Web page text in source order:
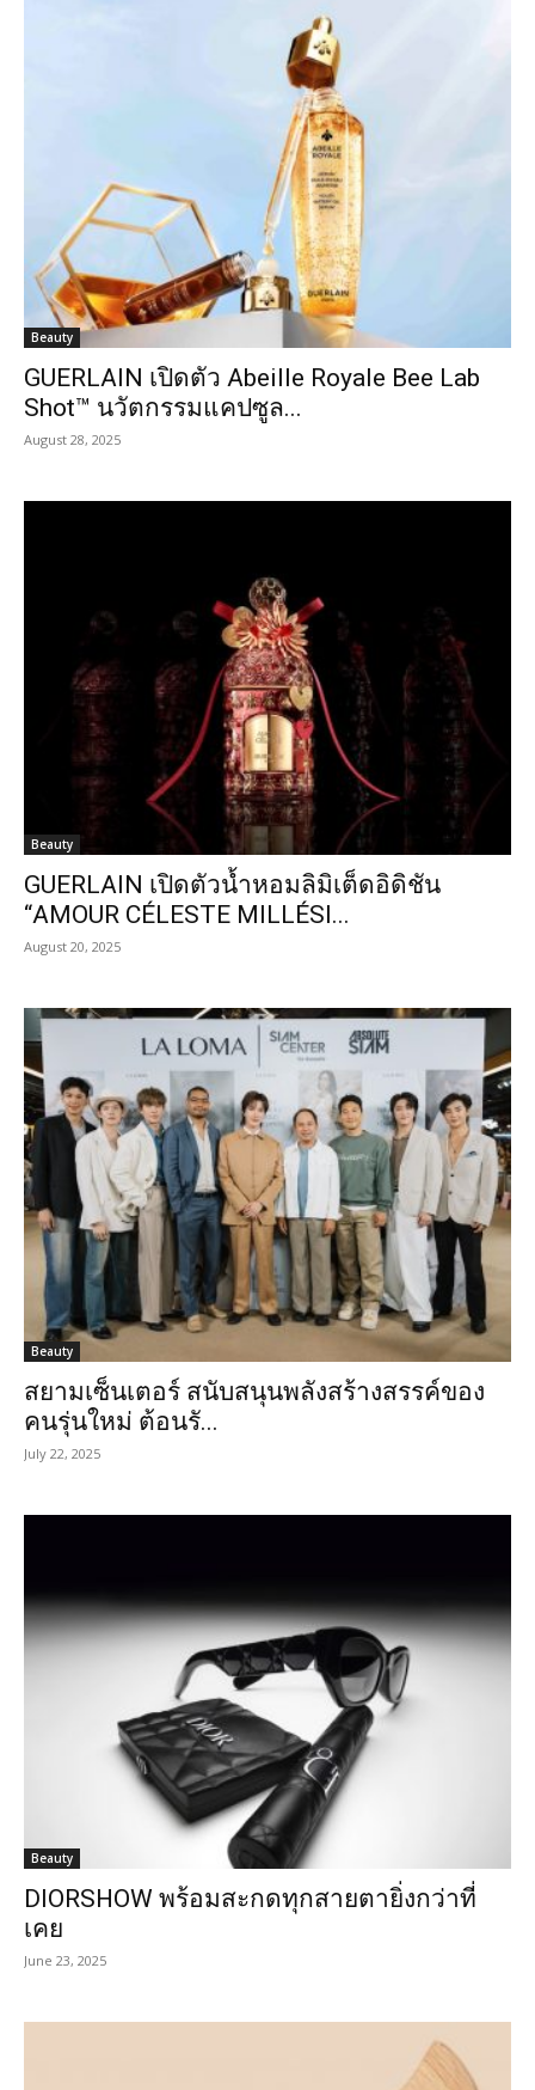
Beauty
GUERLAIN เปิดตัว Abeille Royale Bee Lab
Shot™ นวัตกรรมแคปซูล...
August 28, 2025
Beauty
GUERLAIN เปิดตัวน้ำหอมลิมิเต็ดอิดิชัน
“AMOUR CÉLESTE MILLÉSI...
August 20, 2025
Beauty
สยามเซ็นเตอร์ สนับสนุนพลังสร้างสรรค์ของ
คนรุ่นใหม่ ต้อนรั...
July 22, 2025
Beauty
DIORSHOW พร้อมสะกดทุกสายตายิ่งกว่าที่
เคย
June 23, 2025